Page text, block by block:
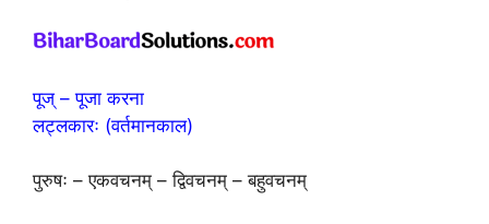
पूज् – पूजा करना
लट्लकारः (वर्तमानकाल)
पुरुषः – एकवचनम् – द्विवचनम् – बहुवचनम्